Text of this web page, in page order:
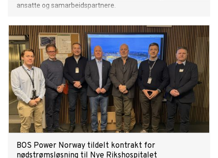
ansatte og samarbeidspartnere.
BOS Power Norway tildelt kontrakt for
nødstrømsløsning til Nye Rikshospitalet